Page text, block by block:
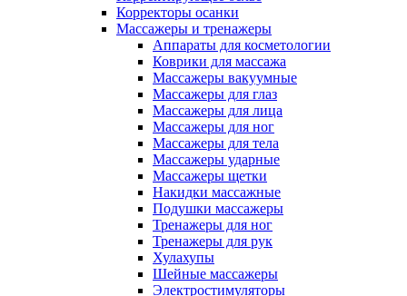
Корректоры осанки
Массажеры и тренажеры
Аппараты для косметологии
Коврики для массажа
Массажеры вакуумные
Массажеры для глаз
Массажеры для лица
Массажеры для ног
Массажеры для тела
Массажеры ударные
Массажеры щетки
Накидки массажные
Подушки массажеры
Тренажеры для ног
Тренажеры для рук
Хулахупы
Шейные массажеры
Электростимуляторы